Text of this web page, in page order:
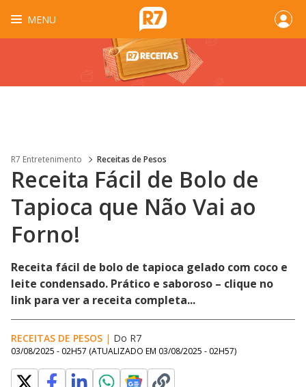
MENU
R7 Entretenimento Receitas de Pesos
Receita Fácil de Bolo de
Tapioca que Não Vai ao
Forno!
Receita fácil de bolo de tapioca gelado com coco e
leite condensado. Prático e saboroso – clique no
link para ver a receita completa...
RECEITAS DE PESOS | Do R7
03/08/2025 - 02H57 (ATUALIZADO EM 03/08/2025 - 02H57)